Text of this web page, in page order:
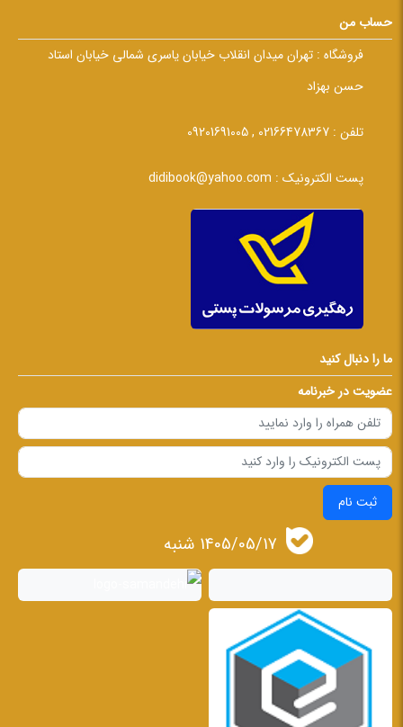
حساب من
فروشگاه : تهران میدان انقلاب خیابان یاسری شمالی خیابان استاد
حسن بهزاد
تلفن : 02166478367 , 09201691005
پست الکترونیک : didibook@yahoo.com
ما را دنبال کنید
عضویت در خبرنامه
ثبت نام
1405/05/17 شنبه